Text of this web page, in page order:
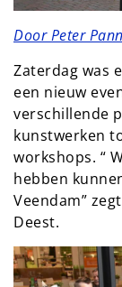
Door Peter
Zaterdag was
een nieuw
verschillende
kunstwerken
workshops. “
hebben
Veendam”
Deest.